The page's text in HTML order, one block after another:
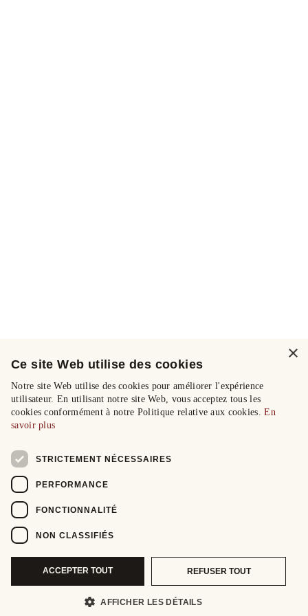
×
Ce site Web utilise des cookies
Notre site Web utilise des cookies pour améliorer l'expérience
utilisateur. En utilisant notre site Web, vous acceptez tous les
cookies conformément à notre Politique relative aux cookies.En
savoir plus
STRICTEMENT NÉCESSAIRES
PERFORMANCE
FONCTIONNALITÉ
NON CLASSIFIÉS
ACCEPTER TOUT REFUSER TOUT
AFFICHER LES DÉTAILS